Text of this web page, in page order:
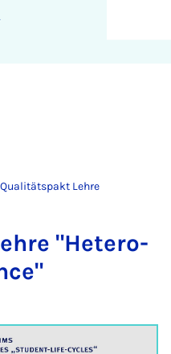
Qualitätspakt Lehre
"He­te­ro­